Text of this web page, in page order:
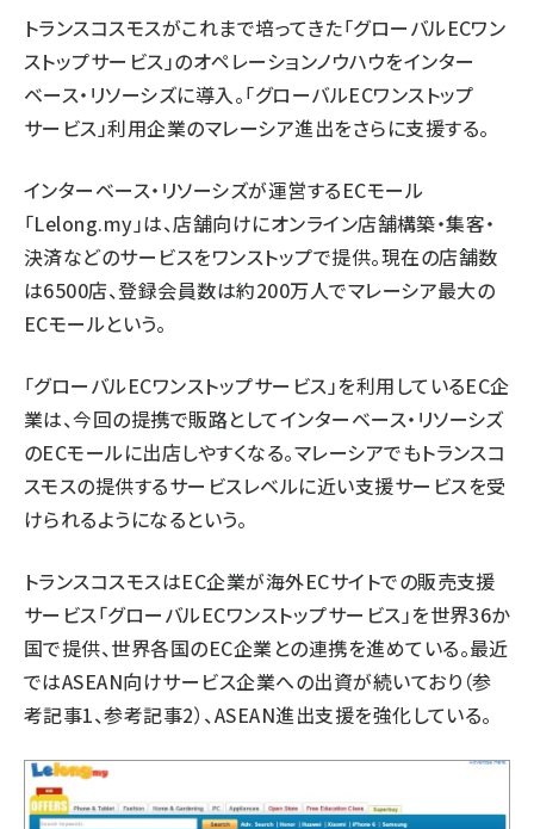
トランスコスモスがこれまで培ってきた「グローバルECワン
ストップサービス」のオペレーションノウハウをインター
ベース・リソーシズに導入。「グローバルECワンストップ
サービス」利用企業のマレーシア進出をさらに支援する。
インターベース・リソーシズが運営するECモール
「Lelong.my」は、店舗向けにオンライン店舗構築・集客・
決済などのサービスをワンストップで提供。現在の店舗数
は6500店、登録会員数は約200万人でマレーシア最大の
ECモールという。
「グローバルECワンストップサービス」を利用しているEC企
業は、今回の提携で販路としてインターベース・リソーシズ
のECモールに出店しやすくなる。マレーシアでもトランスコ
スモスの提供するサービスレベルに近い支援サービスを受
けられるようになるという。
トランスコスモスはEC企業が海外ECサイトでの販売支援
サービス「グローバルECワンストップサービス」を世界36か
国で提供、世界各国のEC企業との連携を進めている。最近
ではASEAN向けサービス企業への出資が続いており（参
考記事1、参考記事2）、ASEAN進出支援を強化している。